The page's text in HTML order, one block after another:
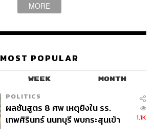
MORE
MOST POPULAR
WEEK MONTH
POLITICS
ผลชันสูตร 8 ศพ เหตุยิงใน รร.
เทพศิรินทร์ นนทบุรี พบกระสุนเข้า
1.1K